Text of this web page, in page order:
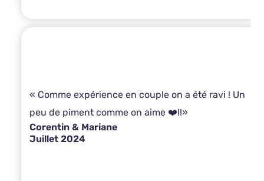
« Comme expérience en couple on a été ravi ! Un
peu de piment comme on aime ❤️!!»
Corentin & Mariane
Juillet 2024